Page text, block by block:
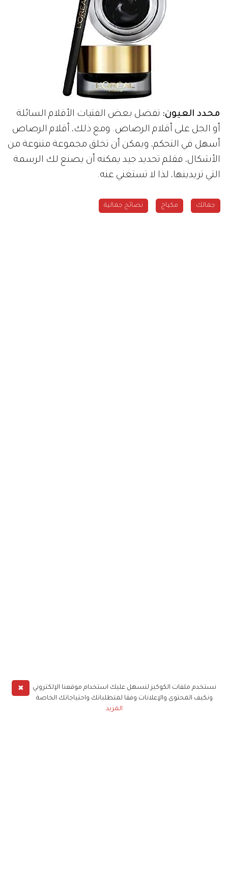
محدد العيون: تفضل بعض الفتيات الأقلام السائلة
أو الجل على أقلام الرصاص. ومع ذلك، أقلام الرصاص
أسهل في التحكم، ويمكن أن تخلق مجموعة متنوعة من
الأشكال، فقلم تحديد جيد يمكنه أن يصنع لك الرسمة
التي تريدينها، لذا لا تستغني عنه.
جمالك مكياج نصائح جمالية
✖
نستخدم ملفات الكوكيز لنسهل عليك استخدام موقعنا الإلكتروني
ونكيف المحتوى والإعلانات وفقا لمتطلباتك واحتياجاتك الخاصة
المزيد